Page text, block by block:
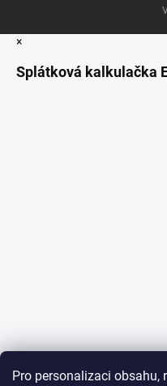
Pro personalizaci obsahu,
×
Splátková kalkulačka